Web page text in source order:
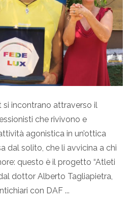
incontrano attraverso il
che rivivono e
agonistica in un’ottica
dal solito, che li avvicina a chi
questo è il progetto “Atleti
dottor Alberto Tagliapietra,
con DAF ...